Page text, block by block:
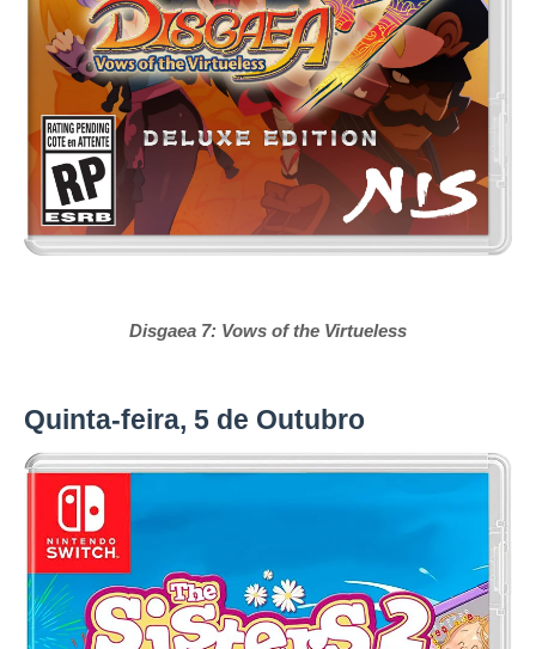
Disgaea 7: Vows of the Virtueless
Quinta-feira, 5 de Outubro